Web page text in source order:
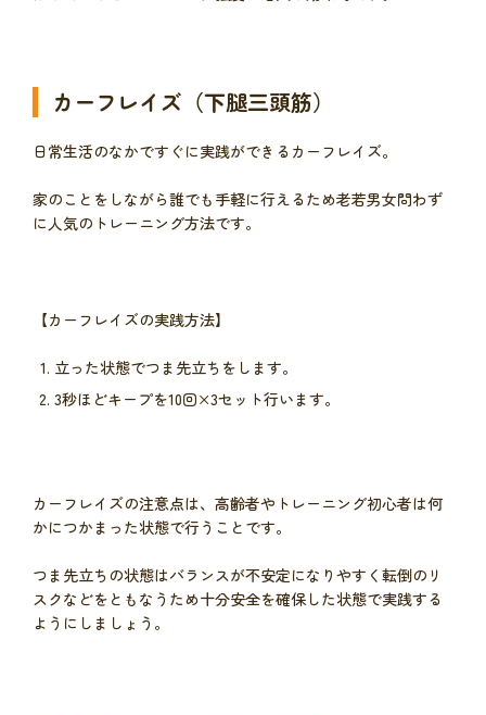
カーフレイズ（下腿三頭筋）
日常生活のなかですぐに実践ができるカーフレイズ。
家のことをしながら誰でも手軽に行えるため老若男女問わず
に人気のトレーニング方法です。
【カーフレイズの実践方法】
立った状態でつま先立ちをします。
3秒ほどキープを10回×3セット行います。
カーフレイズの注意点は、高齢者やトレーニング初心者は何
かにつかまった状態で行うことです。
つま先立ちの状態はバランスが不安定になりやすく転倒のリ
スクなどをともなうため十分安全を確保した状態で実践する
ようにしましょう。